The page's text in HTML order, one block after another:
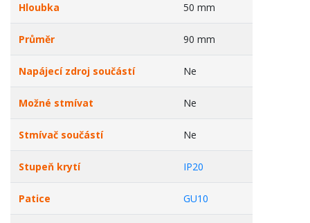
Hloubka 50 mm
Průměr 90 mm
Napájecí zdroj součástí Ne
Možné stmívat Ne
Stmívač součástí Ne
Stupeň krytí IP20
Patice GU10